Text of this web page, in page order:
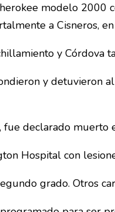
modelo 2000
a Cisneros,
y Córdova
y detuvieron
declarado muerto
Hospital con
grado. Otros